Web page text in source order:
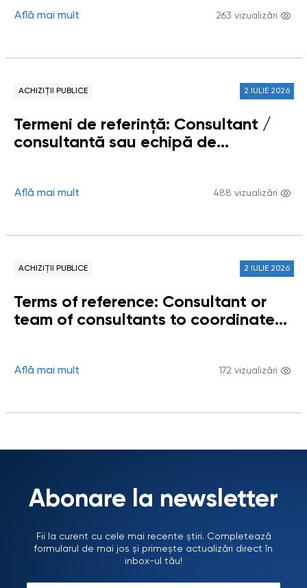
pentru elaborarea Raportului
dreptului copiilor la un mediu curat,
Moldova”
Află mai mult 263 vizualizări
ACHIZIȚII PUBLICE 2 IULIE 2026
Termeni de referință: Consultant /
consultantă sau echipă de
Grupului de lucru privind impactul
omului
Află mai mult 488 vizualizări
ACHIZIȚII PUBLICE 2 IULIE 2026
Terms of reference: Consultant or
team of consultants to coordinate
Digitalization on Human Rights
Află mai mult 172 vizualizări
Abonare la newsletter
Fii la curent cu cele mai recente știri. Completează
formularul de mai jos și primește actualizări direct în
inbox-ul tău!